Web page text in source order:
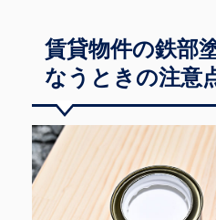
賃貸物件の鉄部
なうときの注意